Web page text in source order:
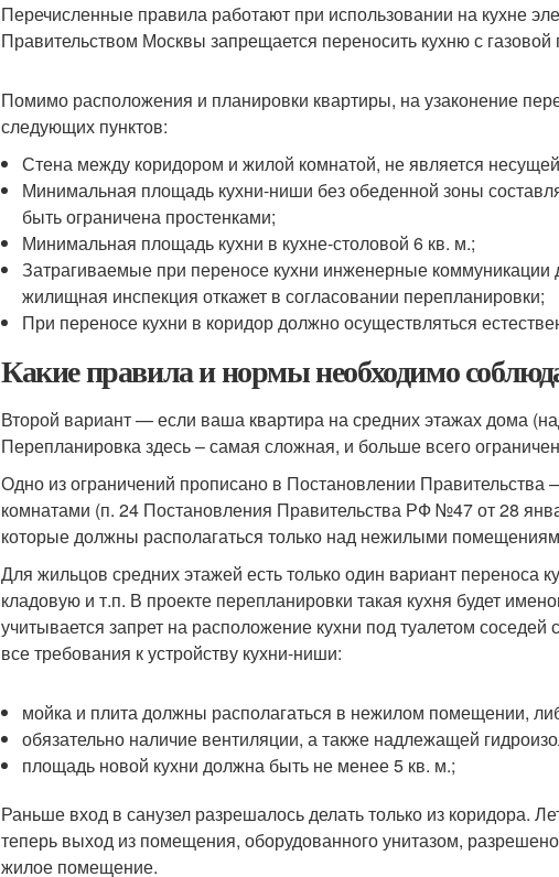
Перечисленные правила работают при использовании на кухне
Правительством Москвы запрещается переносить кухню с газовой
Помимо расположения и планировки квартиры, на узаконение
следующих пунктов:
Стена между коридором и жилой комнатой, не является
Минимальная площадь кухни-ниши без обеденной зоны
быть ограничена простенками;
Минимальная площадь кухни в кухне-столовой 6 кв. м.;
Затрагиваемые при переносе кухни инженерные
жилищная инспекция откажет в согласовании перепланировки;
При переносе кухни в коридор должно осуществляться
Какие правила и нормы необходимо
Второй вариант — если ваша квартира на средних этажах дома
Перепланировка здесь – самая сложная, и больше всего
Одно из ограничений прописано в Постановлении
комнатами (п. 24 Постановления Правительства РФ №47 от 28
которые должны располагаться только над нежилыми
Для жильцов средних этажей есть только один вариант переноса
кладовую и т.п. В проекте перепланировки такая кухня будет
учитывается запрет на расположение кухни под туалетом
все требования к устройству кухни-ниши:
мойка и плита должны располагаться в нежилом помещении,
обязательно наличие вентиляции, а также надлежащей
площадь новой кухни должна быть не менее 5 кв. м.;
Раньше вход в санузел разрешалось делать только из коридора.
теперь выход из помещения, оборудованного унитазом,
жилое помещение.